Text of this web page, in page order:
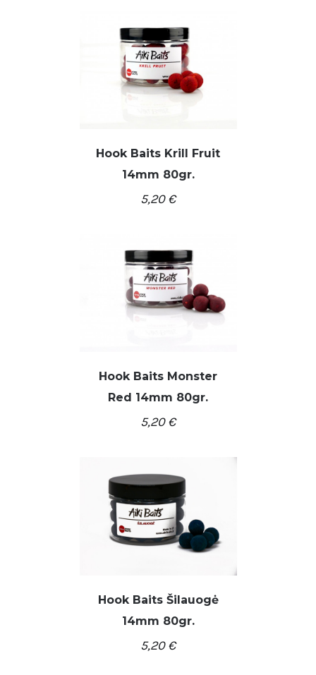
Hook Baits Krill Fruit
14mm 80gr.
5,20€
Hook Baits Monster
Red 14mm 80gr.
5,20€
Hook Baits Šilauogė
14mm 80gr.
5,20€